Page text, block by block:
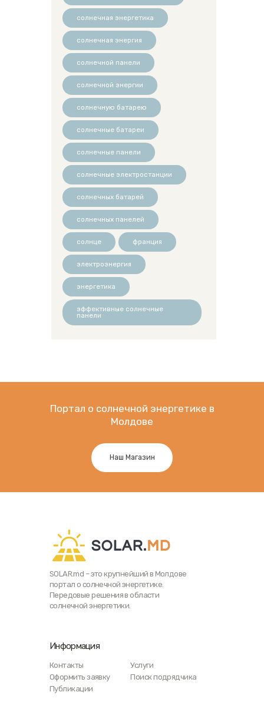
солнечная энергетика
солнечная энергия
солнечной панели
солнечной энергии
солнечную батарею
солнечные батареи
солнечные панели
солнечные электростанции
солнечных батарей
солнечных панелей
солнце франция
электроэнергия
энергетика
эффективные солнечные
панели
Портал о солнечной энергетике в
Молдове
Наш Магазин
SOLAR.md – это крупнейший в Молдове
портал о солнечной энергетике.
Передовые решения в области
солнечной энергетики.
Информация
Контакты
Услуги
Оформить заявку
Поиск подрядчика
Публикации